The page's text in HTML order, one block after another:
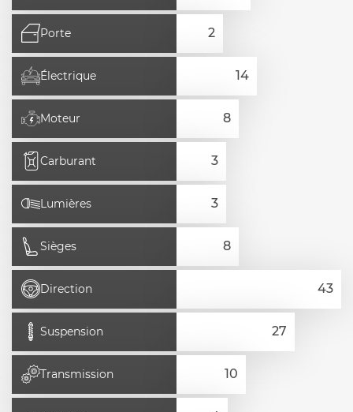
Porte
Électrique
Moteur
Carburant
Lumières
Sièges
Direction
Suspension
Transmission